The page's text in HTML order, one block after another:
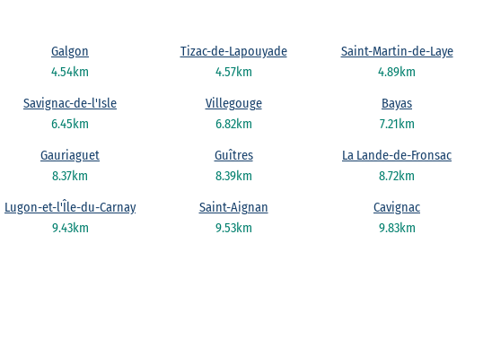
4.54km
Galgon
4.57km
Tizac-de-Lapouyade
4.89km
Saint-Martin-de-Laye
6.45km
Savignac-de-l'Isle
6.82km
Villegouge
7.21km
Bayas
8.37km
Gauriaguet
8.39km
Guîtres
8.72km
La Lande-de-Fronsac
9.43km
Lugon-et-l'Île-du-Carnay
9.53km
Saint-Aignan
9.83km
Cavignac